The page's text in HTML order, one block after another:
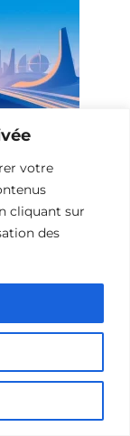
votre
cliquant sur
des